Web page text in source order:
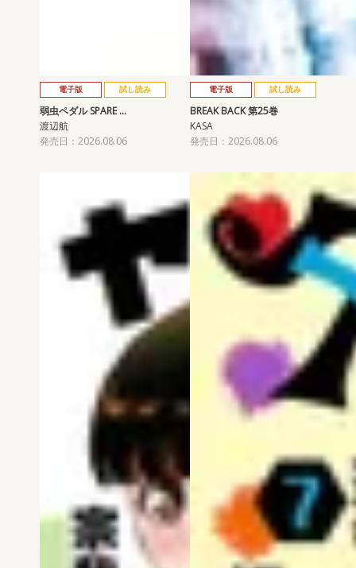
電子版 試し読み
弱虫ペダル SPARE …
渡辺航
発売日：2026.08.06
電子版 試し読み
BREAK BACK 第25巻
KASA
発売日：2026.08.06